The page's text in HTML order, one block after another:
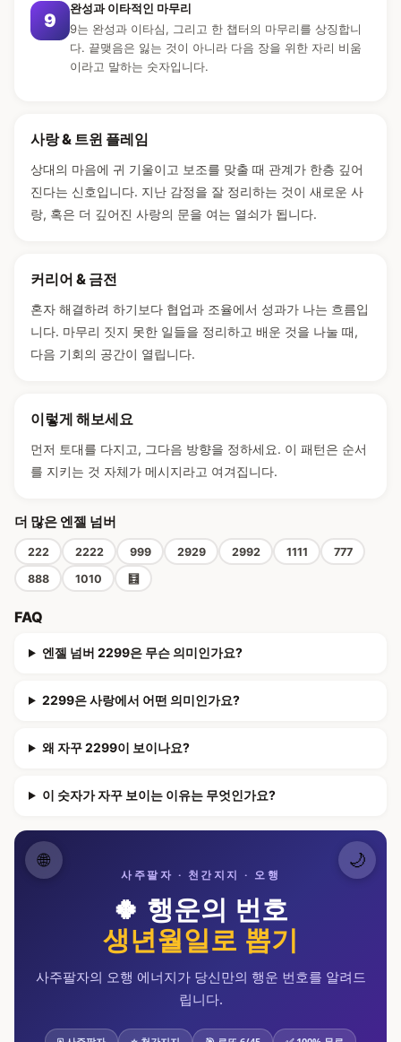
9
완성과 이타적인 마무리
9는 완성과 이타심, 그리고 한 챕터의 마무리를 상징합니
다. 끝맺음은 잃는 것이 아니라 다음 장을 위한 자리 비움
이라고 말하는 숫자입니다.
사랑 & 트윈 플레임
상대의 마음에 귀 기울이고 보조를 맞출 때 관계가 한층 깊어
진다는 신호입니다. 지난 감정을 잘 정리하는 것이 새로운 사
랑, 혹은 더 깊어진 사랑의 문을 여는 열쇠가 됩니다.
커리어 & 금전
혼자 해결하려 하기보다 협업과 조율에서 성과가 나는 흐름입
니다. 마무리 짓지 못한 일들을 정리하고 배운 것을 나눌 때,
다음 기회의 공간이 열립니다.
이렇게 해보세요
먼저 토대를 다지고, 그다음 방향을 정하세요. 이 패턴은 순서
를 지키는 것 자체가 메시지라고 여겨집니다.
더 많은 엔젤 넘버
222 2222 999 2929 2992 1111
777
888
1010 🧮
FAQ
엔젤 넘버 2299은 무슨 의미인가요?
2299은 사랑에서 어떤 의미인가요?
왜 자꾸 2299이 보이나요?
이 숫자가 자꾸 보이는 이유는 무엇인가요?